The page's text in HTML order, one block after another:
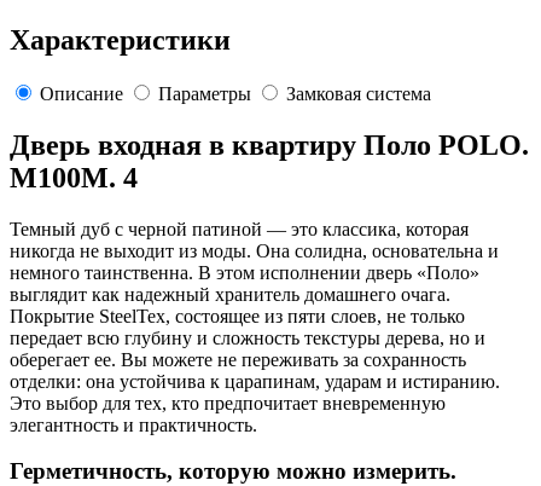
Характеристики
Описание Параметры Замковая система
Дверь входная в квартиру Поло POLO.
M100M. 4
Темный дуб с черной патиной — это классика, которая
никогда не выходит из моды. Она солидна, основательна и
немного таинственна. В этом исполнении дверь «Поло»
выглядит как надежный хранитель домашнего очага.
Покрытие SteelTex, состоящее из пяти слоев, не только
передает всю глубину и сложность текстуры дерева, но и
оберегает ее. Вы можете не переживать за сохранность
отделки: она устойчива к царапинам, ударам и истиранию.
Это выбор для тех, кто предпочитает вневременную
элегантность и практичность.
Герметичность, которую можно измерить.